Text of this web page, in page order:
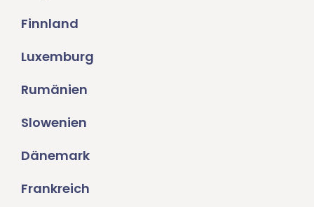
Finnland
Luxemburg
Rumänien
Slowenien
Dänemark
Frankreich